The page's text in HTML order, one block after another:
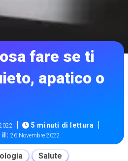
fare se ti
apatico o
| 5 minuti di lettura |
il:26 Novembre 2022
Salute